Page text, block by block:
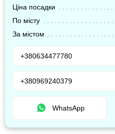
Ціна посадки
По місту
За містом
+380634477780
+380969240379
WhatsApp